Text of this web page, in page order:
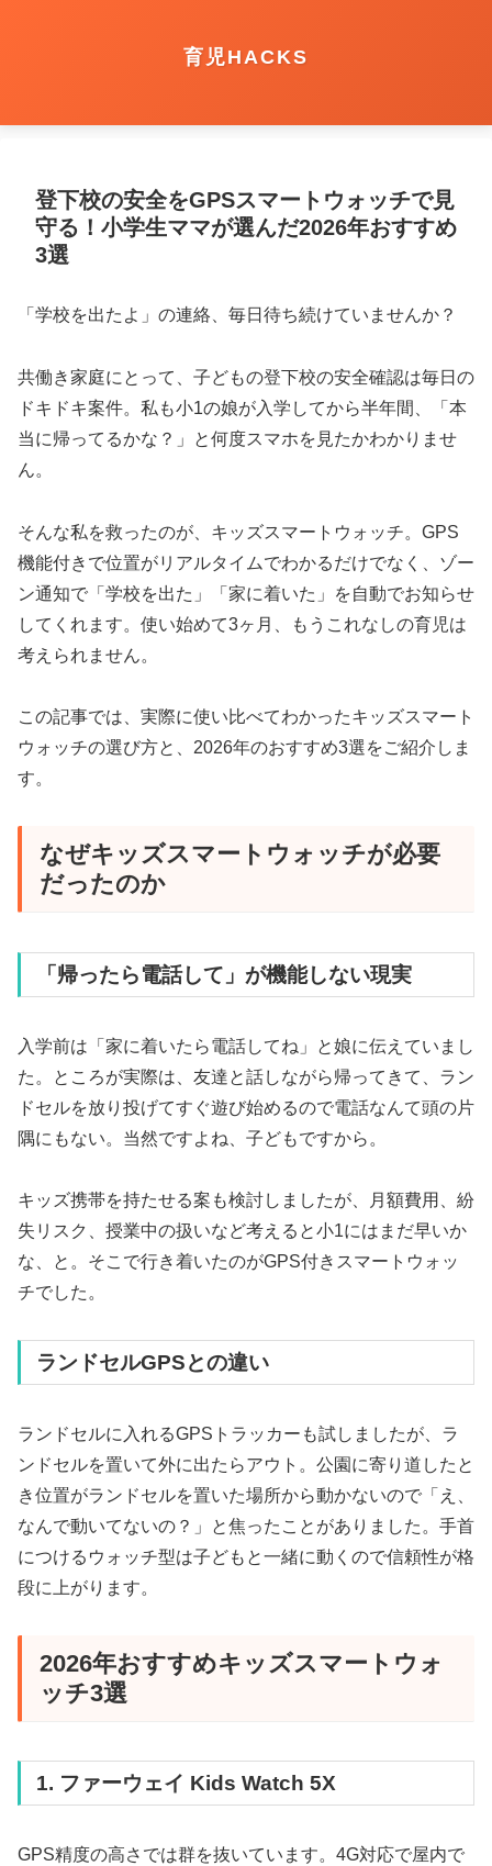
育児HACKS
登下校の安全をGPSスマートウォッチで見
守る！小学生ママが選んだ2026年おすすめ
3選
「学校を出たよ」の連絡、毎日待ち続けていませんか？
共働き家庭にとって、子どもの登下校の安全確認は毎日の
ドキドキ案件。私も小1の娘が入学してから半年間、「本
当に帰ってるかな？」と何度スマホを見たかわかりませ
ん。
そんな私を救ったのが、キッズスマートウォッチ。GPS
機能付きで位置がリアルタイムでわかるだけでなく、ゾー
ン通知で「学校を出た」「家に着いた」を自動でお知らせ
してくれます。使い始めて3ヶ月、もうこれなしの育児は
考えられません。
この記事では、実際に使い比べてわかったキッズスマート
ウォッチの選び方と、2026年のおすすめ3選をご紹介しま
す。
なぜキッズスマートウォッチが必要
だったのか
「帰ったら電話して」が機能しない現実
入学前は「家に着いたら電話してね」と娘に伝えていまし
た。ところが実際は、友達と話しながら帰ってきて、ラン
ドセルを放り投げてすぐ遊び始めるので電話なんて頭の片
隅にもない。当然ですよね、子どもですから。
キッズ携帯を持たせる案も検討しましたが、月額費用、紛
失リスク、授業中の扱いなど考えると小1にはまだ早いか
な、と。そこで行き着いたのがGPS付きスマートウォッ
チでした。
ランドセルGPSとの違い
ランドセルに入れるGPSトラッカーも試しましたが、ラ
ンドセルを置いて外に出たらアウト。公園に寄り道したと
き位置がランドセルを置いた場所から動かないので「え、
なんで動いてないの？」と焦ったことがありました。手首
につけるウォッチ型は子どもと一緒に動くので信頼性が格
段に上がります。
2026年おすすめキッズスマートウォ
ッチ3選
1. ファーウェイ Kids Watch 5X
GPS精度の高さでは群を抜いています。4G対応で屋内で